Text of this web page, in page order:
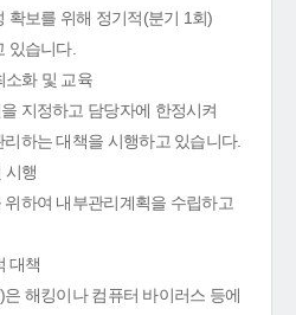
확보를 위해 정기적(분기 1회)
있습니다.
소화 및 교육
지정하고 담당자에 한정시켜
하는 대책을 시행하고 있습니다.
시행
하여 내부관리계획을 수립하고
대책
해킹이나 컴퓨터 바이러스 등에